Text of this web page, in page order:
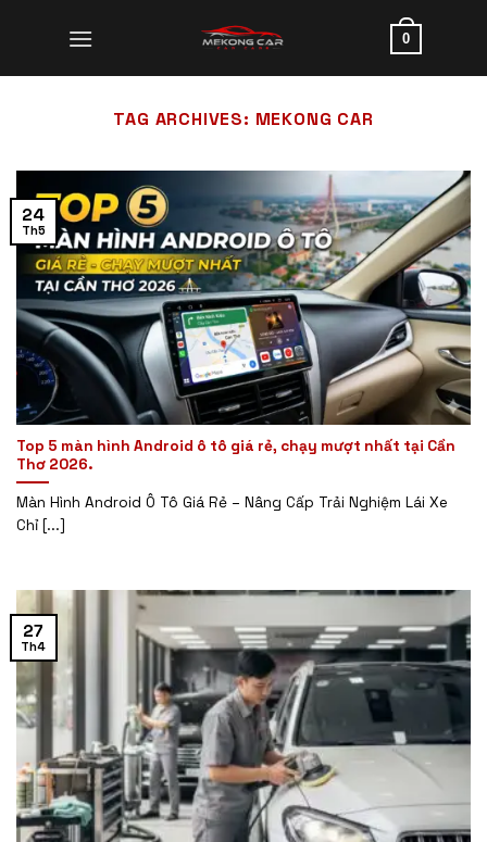
0
TAG ARCHIVES: MEKONG CAR
Top 5 màn hình Android ô tô giá rẻ, chạy mượt nhất tại Cần
Thơ 2026.
Màn Hình Android Ô Tô Giá Rẻ – Nâng Cấp Trải Nghiệm Lái Xe
Chỉ [...]
24
Th5
27
Th4